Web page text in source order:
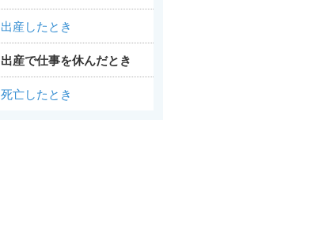
出産したとき
出産で仕事を休んだとき
死亡したとき